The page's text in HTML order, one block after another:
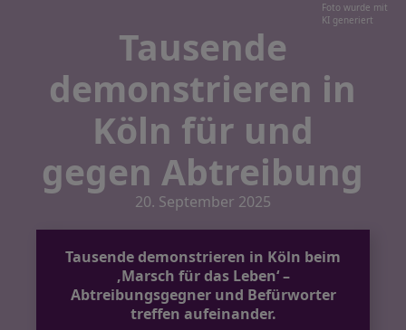
Foto wurde mit
KI generiert
Tausende
demonstrieren in
Köln für und
gegen Abtreibung
20. September 2025
Tausende demonstrieren in Köln beim
‚Marsch für das Leben‘ –
Abtreibungsgegner und Befürworter
treffen aufeinander.